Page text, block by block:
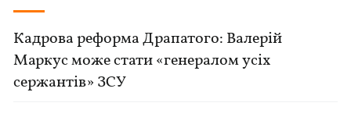
Кадрова реформа Драпатого: Валерій
Маркус може стати «генералом усіх
сержантів» ЗСУ